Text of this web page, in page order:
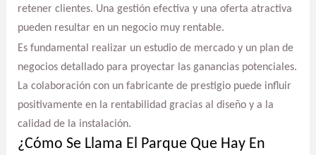
retener clientes. Una gestión efectiva y una oferta atractiva
pueden resultar en un negocio muy rentable.
Es fundamental realizar un estudio de mercado y un plan de
negocios detallado para proyectar las ganancias potenciales.
La colaboración con un fabricante de prestigio puede influir
positivamente en la rentabilidad gracias al diseño y a la
calidad de la instalación.
¿Cómo Se Llama El Parque Que Hay En